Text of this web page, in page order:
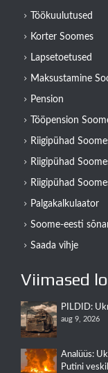
Töökuulutused
Korter Soomes
Lapsetoetused
Maksustamine
Pension
Tööpension
Riigipühad
Riigipühad
Riigipühad
Palgakalkulaator
Soome-eesti
Saada vihje
Viimased
PILDID:
aug 9, 2026
Analüüs:
Putini